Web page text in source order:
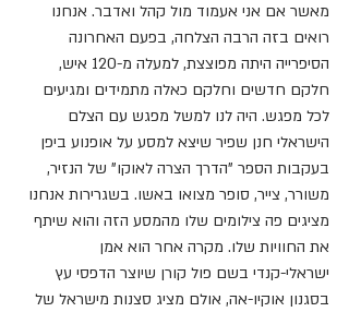
מאשר אם אני אעמוד מול קהל ואדבר. אנחנו
רואים בזה הרבה הצלחה, בפעם האחרונה
הסיפרייה היתה מפוצצת, למעלה מ-120 איש,
חלקם חדשים וחלקם כאלה מתמידים ומגיעים
לכל מפגש. היה לנו למשל מפגש עם הצלם
הישראלי חנן שפיר שיצא למסע על אופנוע ביפן
בעקבות הספר "הדרך הצרה לאוקו" של הנזיר,
משורר, צייר, סופר מצואו באשו. בשגרירות אנחנו
מציגים פה צילומים שלו מהמסע הזה והוא שיתף
את החוויות שלו. מקרה אחר הוא אמן
ישראלי-קנדי בשם פול קורן שיוצר הדפסי עץ
בסגנון אוקיו-אה, אולם מציג סצנות מישראל של